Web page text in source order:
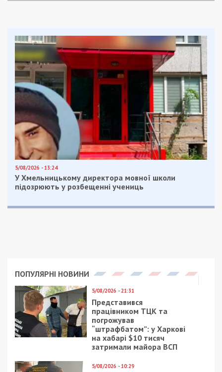
5/08/2026 - 13:24
У Хмельницькому директора мовної школи
підозрюють у розбещенні учениць
ПОПУЛЯРНІ НОВИНИ
5/08/2026 - 21:31
Представився
працівником ТЦК та
погрожував
“штрафбатом”: у Харкові
на хабарі $10 тисяч
затримали майора ВСП
5/08/2026 - 10:29